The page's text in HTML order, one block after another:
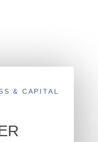
& CAPITAL